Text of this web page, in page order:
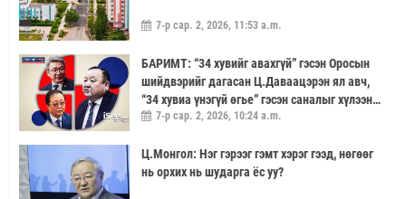
7-р сар. 2, 2026, 11:53 a.m.
БАРИМТ: “34 хувийг авахгүй” гэсэн Оросын
шийдвэрийг дагасан Ц.Даваацэрэн ял авч,
“34 хувиа үнэгүй өгье” гэсэн саналыг хүлээн
аваагүй хүмүүс хариуцлагагүй үлдэв
7-р сар. 2, 2026, 10:24 a.m.
Ц.Монгол: Нэг гэрээг гэмт хэрэг гээд, нөгөөг
нь орхих нь шударга ёс уу?